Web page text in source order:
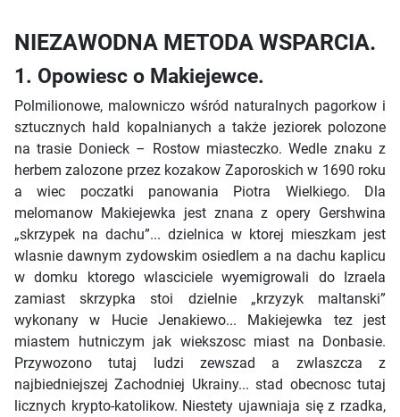
NIEZAWODNA METODA WSPARCIA.
1. Opowiesc o Makiejewce.
Polmilionowe, malowniczo wśród naturalnych pagorkow i
sztucznych hald kopalnianych a także jeziorek polozone
na trasie Donieck – Rostow miasteczko. Wedle znaku z
herbem zalozone przez kozakow Zaporoskich w 1690 roku
a wiec poczatki panowania Piotra Wielkiego. Dla
melomanow Makiejewka jest znana z opery Gershwina
„skrzypek na dachu”... dzielnica w ktorej mieszkam jest
wlasnie dawnym zydowskim osiedlem a na dachu kaplicu
w domku ktorego wlasciciele wyemigrowali do Izraela
zamiast skrzypka stoi dzielnie „krzyzyk maltanski”
wykonany w Hucie Jenakiewo... Makiejewka tez jest
miastem hutniczym jak wiekszosc miast na Donbasie.
Przywozono tutaj ludzi zewszad a zwlaszcza z
najbiedniejszej Zachodniej Ukrainy... stad obecnosc tutaj
licznych krypto-katolikow. Niestety ujawniaja się z rzadka,